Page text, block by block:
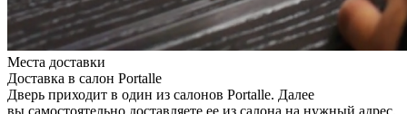
Места доставки
Доставка в салон Portalle
Дверь приходит в один из салонов Portalle. Далее
вы самостоятельно доставляете ее из салона на нужный адрес.